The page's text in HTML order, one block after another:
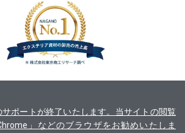
サポートが終了いたします。当サイトの閲覧
」などのブラウザをお勧めいたしま